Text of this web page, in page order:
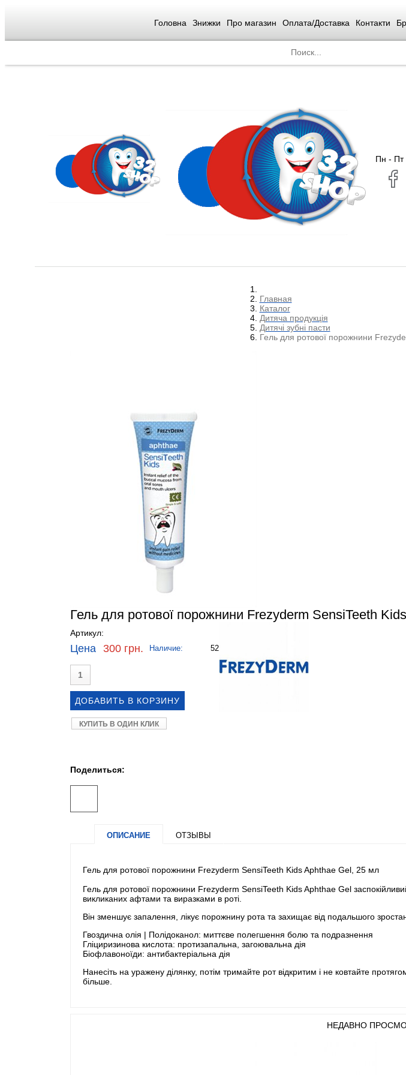
Головна Знижки Про магазин Оплата/Доставка Контакти
Пн - Пт
Главная
Каталог
Дитяча продукція
Дитячі зубні пасти
Гель для ротової порожнини
Гель для ротової порожнини Frezyderm SensiTeeth
Артикул:
Цена 300 грн. Наличие: 52
КУПИТЬ В ОДИН КЛИК
Поделиться:
ОПИСАНИЕ ОТЗЫВЫ
Гель для ротової порожнини Frezyderm SensiTeeth Kids Aphthae Gel, 25 мл
Гель для ротової порожнини Frezyderm SensiTeeth Kids Aphthae Gel
викликаних афтами та виразками в роті.
Він зменшує запалення, лікує порожнину рота та захищає від подальшого
Гвоздична олія | Полідоканол: миттєве полегшення болю та подразнення
Гліциризинова кислота: протизапальна, загоювальна дія
Біофлавоноїди: антибактеріальна дія
Нанесіть на уражену ділянку, потім тримайте рот відкритим і не ковтайте
більше.
НЕДАВНО